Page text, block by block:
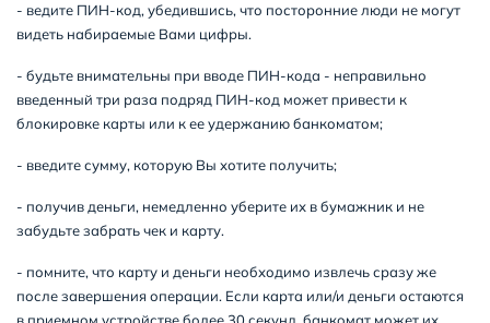
- ведите ПИН-код, убедившись, что посторонние люди не могут
видеть набираемые Вами цифры.
- будьте внимательны при вводе ПИН-кода - неправильно
введенный три раза подряд ПИН-код может привести к
блокировке карты или к ее удержанию банкоматом;
- введите сумму, которую Вы хотите получить;
- получив деньги, немедленно уберите их в бумажник и не
забудьте забрать чек и карту.
- помните, что карту и деньги необходимо извлечь сразу же
после завершения операции. Если карта или/и деньги остаются